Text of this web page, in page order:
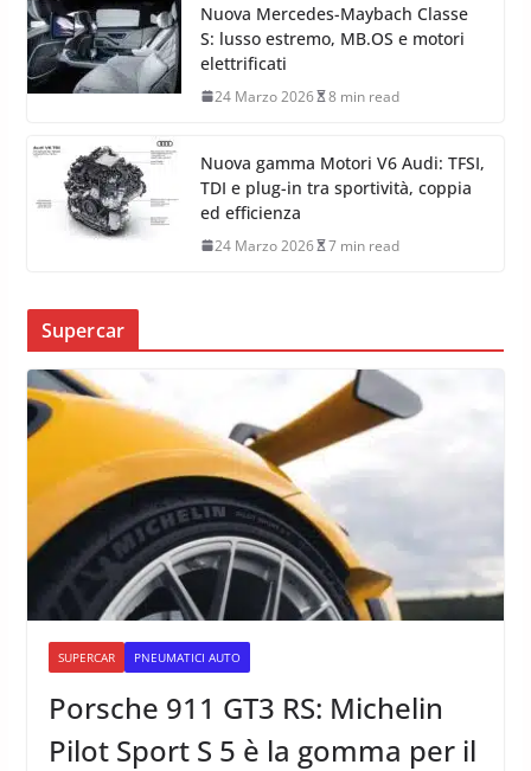
Nuova Mercedes-Maybach Classe
S: lusso estremo, MB.OS e motori
elettrificati
24 Marzo 2026 8 min read
Nuova gamma Motori V6 Audi: TFSI,
TDI e plug-in tra sportività, coppia
ed efficienza
24 Marzo 2026 7 min read
Supercar
SUPERCAR PNEUMATICI AUTO
Porsche 911 GT3 RS: Michelin
Pilot Sport S 5 è la gomma per il